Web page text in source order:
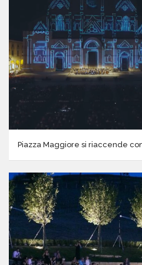
Piazza Maggiore si riaccende